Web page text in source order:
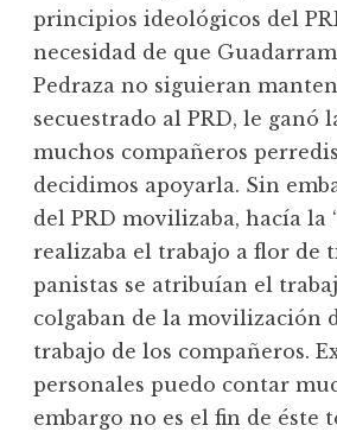
principios ideológicos del
necesidad de que
Pedraza no siguieran
secuestrado al PRD, le ganó
muchos compañeros
decidimos apoyarla. Sin
del PRD movilizaba, hacía la
realizaba el trabajo a flor de
panistas se atribuían el
colgaban de la movilización
trabajo de los compañeros.
personales puedo contar
embargo no es el fin de éste